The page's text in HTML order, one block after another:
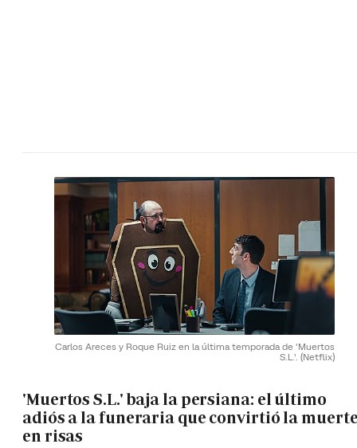
Carlos Areces y Roque Ruiz en la última temporada de 'Muertos
S.L.'. (Netflix)
'Muertos S.L.' baja la persiana: el último
adiós a la funeraria que convirtió la
en risas